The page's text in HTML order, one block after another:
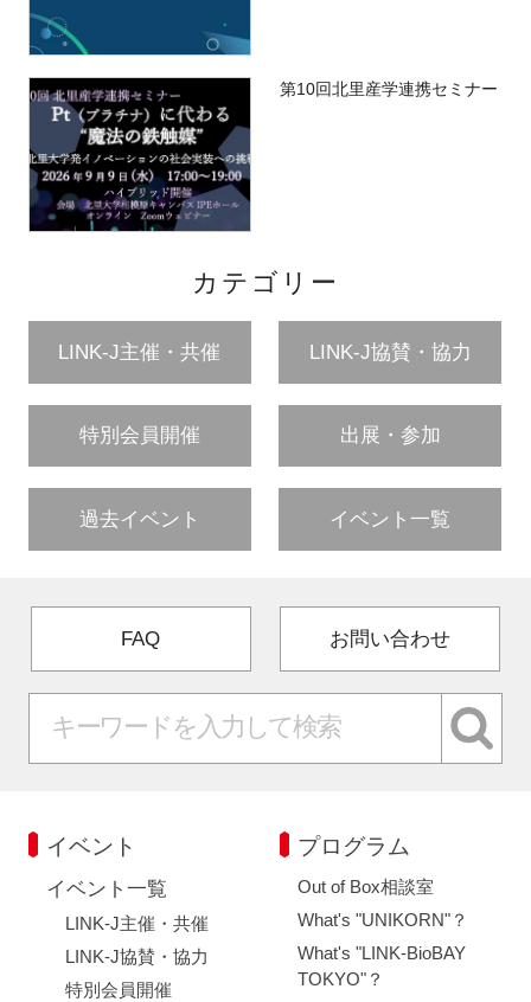
第10回北里産学連携セミナー
カテゴリー
LINK-J主催・共催 LINK-J協賛・協力
特別会員開催 出展・参加
過去イベント イベント一覧
FAQ お問い合わせ
イベント
イベント一覧
LINK-J主催・共催
LINK-J協賛・協力
特別会員開催
プログラム
Out of Box相談室
What's "UNIKORN"？
What's "LINK-BioBAY
TOKYO"？